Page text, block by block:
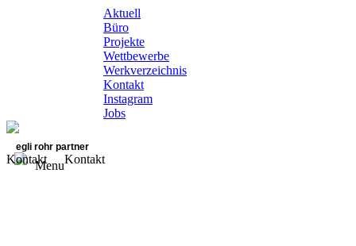
Aktuell
Büro
Projekte
Wettbewerbe
Werkverzeichnis
Kontakt
Instagram
Jobs
egli rohr partner
Menu
Kontakt Kontakt